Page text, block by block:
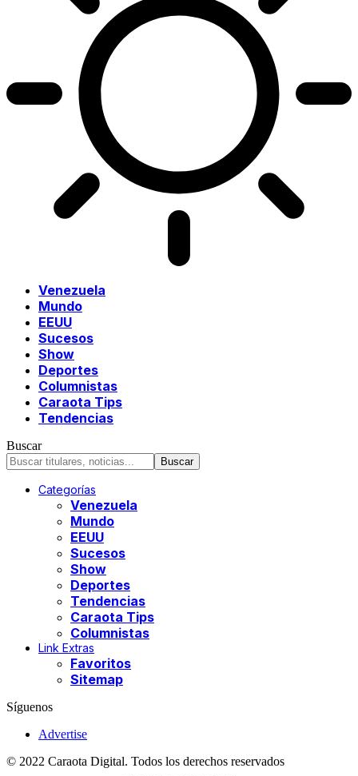
Venezuela
Mundo
EEUU
Sucesos
Show
Deportes
Columnistas
Caraota Tips
Tendencias
Buscar
Categorías
Venezuela
Mundo
EEUU
Sucesos
Show
Deportes
Tendencias
Caraota Tips
Columnistas
Link Extras
Favoritos
Sitemap
Síguenos
Advertise
© 2022 Caraota Digital. Todos los derechos reservados